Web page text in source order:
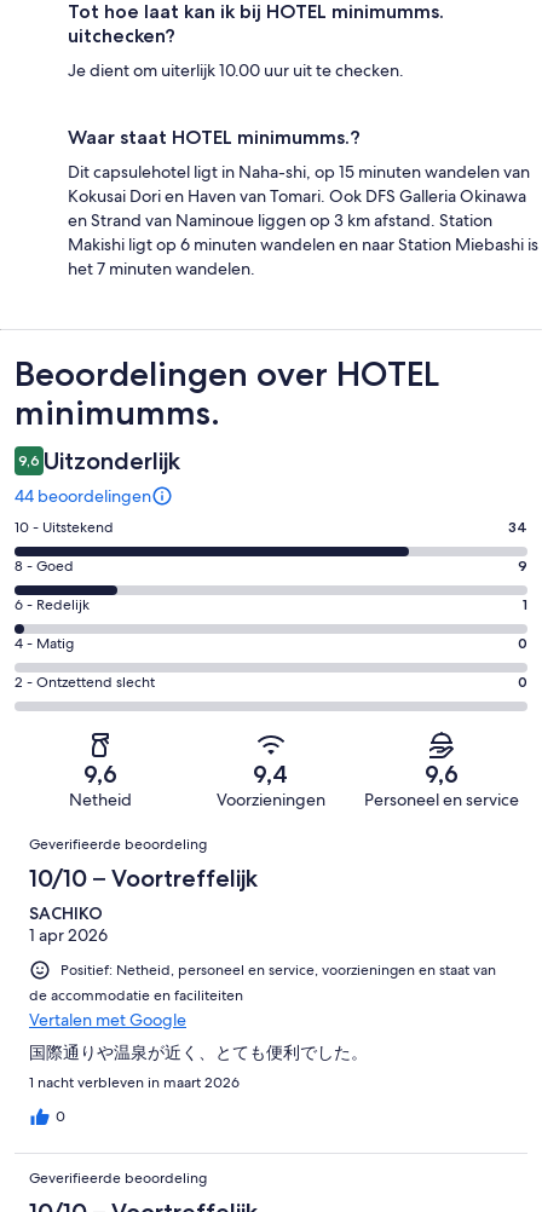
Tot hoe laat kan ik bij HOTEL minimumms.
uitchecken?
Je dient om uiterlijk 10.00 uur uit te checken.
Waar staat HOTEL minimumms.?
Dit capsulehotel ligt in Naha-shi, op 15 minuten wandelen van
Kokusai Dori en Haven van Tomari. Ook DFS Galleria Okinawa
en Strand van Naminoue liggen op 3 km afstand. Station
Makishi ligt op 6 minuten wandelen en naar Station Miebashi is
het 7 minuten wandelen.
Beoordelingen
Beoordelingen over HOTEL
minimumms.
9,6 Uitzonderlijk
44 beoordelingen
Gastenscore:
10
-
Uitstekend.
34
van
44
beoordelingen
10 - Uitstekend 34
Gastenscore:
8
-
Goed.
9
van
beoordelingen
8 - Goed 9
Gastenscore:
6
-
Redelijk.
1
beoordelingen
6 - Redelijk 1
Gastenscore:
4
-
4 - Matig 0
Gastenscore:
2
Ontzettend
van
beoordelingen
2 - Ontzettend slecht 0
9,6
Netheid
9,4
Voorzieningen
9,6
Personeel en service
Beoordelingen
Geverifieerde beoordeling
10/10 – Voortreffelijk
SACHIKO
1 apr 2026
Positief: Netheid, personeel en service, voorzieningen en staat van
de accommodatie en faciliteiten
Vertalen met Google
国際通りや温泉が近く、とても便利でした。
1 nacht verbleven in maart 2026
0
Geverifieerde beoordeling